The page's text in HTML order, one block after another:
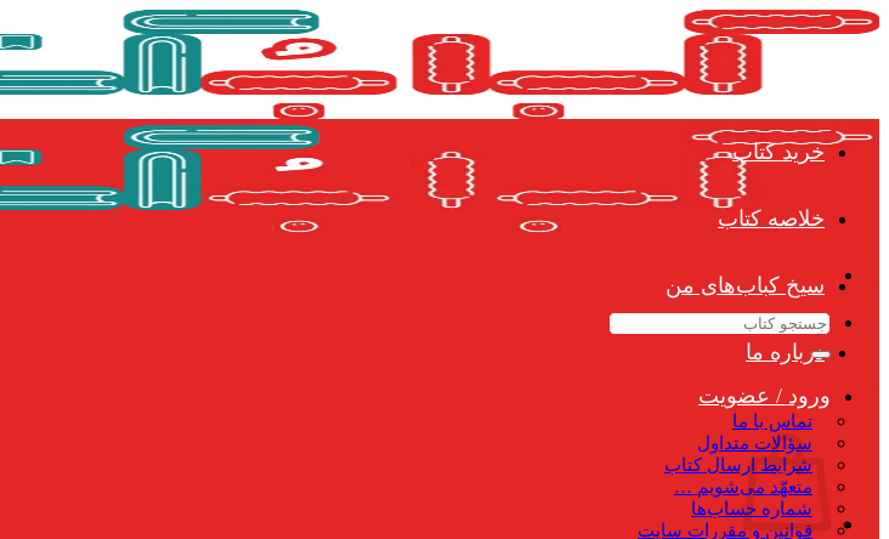
Skip
جستجو
برای:
ورود / عضویت
خرید کتاب
خلاصه کتاب
سیخ کباب‌های من
درباره ما
تماس با ما
سؤالات متداول
شرایط ارسال کتاب
متعهّد می‌شویم …
شماره حساب‌ها
قوانین و مقررات سایت